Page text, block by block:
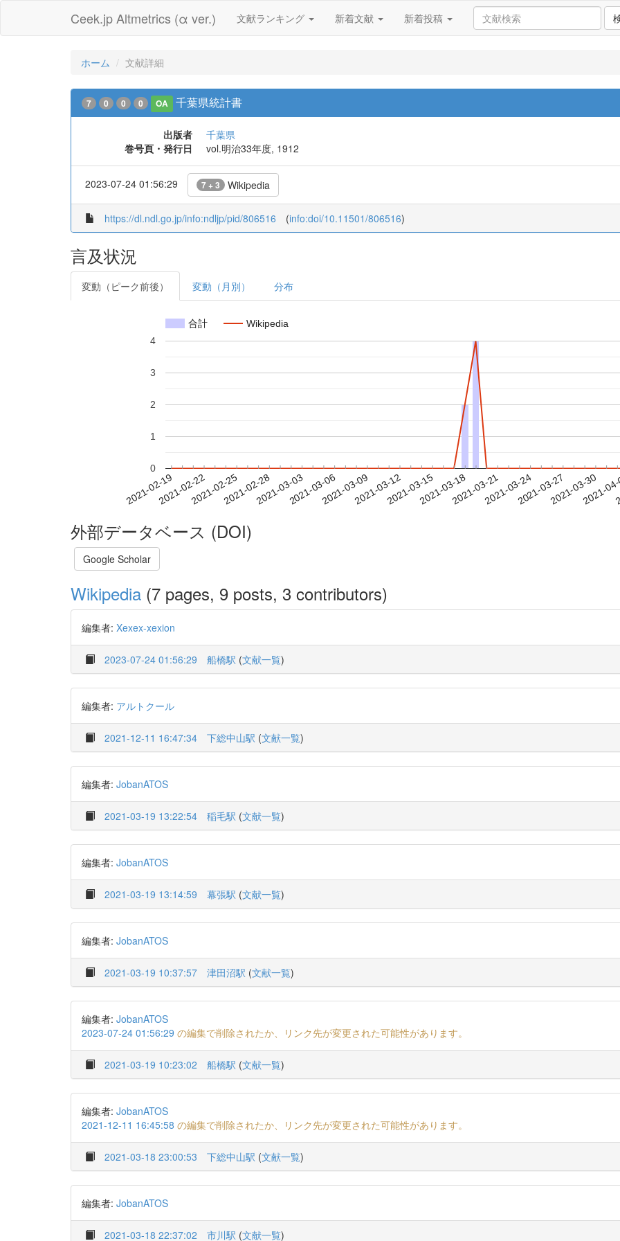
Ceek.jp Altmetrics (α ver.) 文献ランキング 新着文献 新着投稿
ホーム 文献詳細
7 0 0 0 OA 千葉県統計書
出版者
千葉県
巻号頁・発行日
vol.明治33年度, 1912
2023-07-24 01:56:29 7 + 3 Wikipedia
https://dl.ndl.go.jp/info:ndljp/pid/806516 (info:doi/10.11501/806516)
言及状況
変動（ピーク前後） 変動（月別） 分布
合計 Wikipedia
2021-02-192021-02-222021-02-252021-02-282021-03-032021-03-062021-03-092021-03-122021-03-152021-03-182021-03-212021-03-242021-03-272021-03-30
2021-
0
1
2
3
4
外部データベース (DOI)
Google Scholar
Wikipedia (7 pages, 9 posts, 3 contributors)
編集者: Xexex-xexion
2023-07-24 01:56:29 船橋駅 (文献一覧)
編集者: アルトクール
2021-12-11 16:47:34 下総中山駅 (文献一覧)
編集者: JobanATOS
2021-03-19 13:22:54 稲毛駅 (文献一覧)
編集者: JobanATOS
2021-03-19 13:14:59 幕張駅 (文献一覧)
編集者: JobanATOS
2021-03-19 10:37:57 津田沼駅 (文献一覧)
編集者: JobanATOS
2023-07-24 01:56:29 の編集で削除されたか、リンク先が変更された可能性があります。
2021-03-19 10:23:02 船橋駅 (文献一覧)
編集者: JobanATOS
2021-12-11 16:45:58 の編集で削除されたか、リンク先が変更された可能性があります。
2021-03-18 23:00:53 下総中山駅 (文献一覧)
編集者: JobanATOS
2021-03-18 22:37:02 市川駅 (文献一覧)